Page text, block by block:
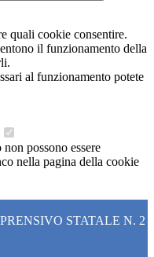
quali cookie consentire.
il funzionamento della
al funzionamento potete
possono essere
nella pagina della cookie
STATALE N. 2